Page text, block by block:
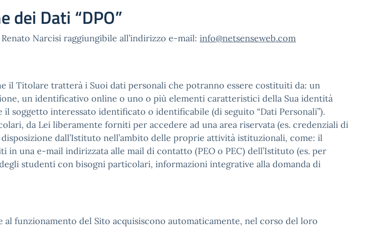
dei Dati “DPO”
Narcisi raggiungibile all’indirizzo e-mail: info@netsenseweb.com
il Titolare tratterà i Suoi dati personali che potranno essere costituiti da: un
un identificativo online o uno o più elementi caratteristici della Sua identità
soggetto interessato identificato o identificabile (di seguito “Dati Personali”).
da Lei liberamente forniti per accedere ad una area riservata (es. credenziali di
dall’Istituto nell’ambito delle proprie attività istituzionali, come: il
una e-mail indirizzata alle mail di contatto (PEO o PEC) dell’Istituto (es. per
studenti con bisogni particolari, informazioni integrative alla domanda di
funzionamento del Sito acquisiscono automaticamente, nel corso del loro